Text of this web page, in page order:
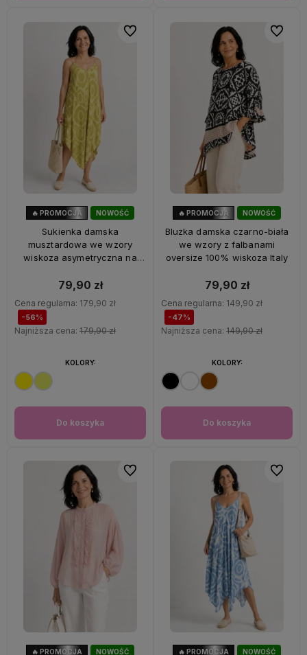
NOWOŚĆ
🔥 PROMOCJA
Sukienka damska
musztardowa we wzory
wiskoza asymetryczna na
79,90 zł
Cena regularna: 179,90 zł
-56%
Najniższa cena: 179,90 zł
Do koszyka
KOLORY:
Do ulubionych
NOWOŚĆ
🔥 PROMOCJA
Bluzka damska czarno-biała
we wzory z falbanami
oversize 100% wiskoza Italy
79,90 zł
Cena regularna: 149,90 zł
-47%
Najniższa cena: 149,90 zł
Do koszyka
KOLORY:
Do
NOWOŚĆ
🔥 PROMOCJA
Do ulubionych
NOWOŚĆ
🔥 PROMOCJA
Do